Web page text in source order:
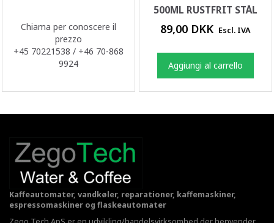
Chiama per conoscere il
prezzo
+45 70221538 / +46 70-868
9924
500ML RUSTFRIT STÅL
89,00 DKK Escl. IVA
Aggiungi al carrello
Kaffeautomater, vandkøler, reparationer, kaffemaskiner,
espressomaskiner og flaskeautomater